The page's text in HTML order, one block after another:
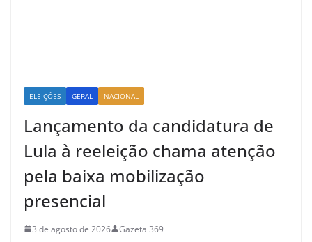
ELEIÇÕES GERAL NACIONAL
Lançamento da candidatura de
Lula à reeleição chama atenção
pela baixa mobilização
presencial
3 de agosto de 2026 Gazeta 369